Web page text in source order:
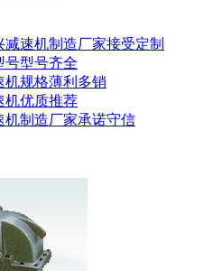
速机制造厂家接受定制
号型号齐全
机规格薄利多销
机优质推荐
机制造厂家承诺守信